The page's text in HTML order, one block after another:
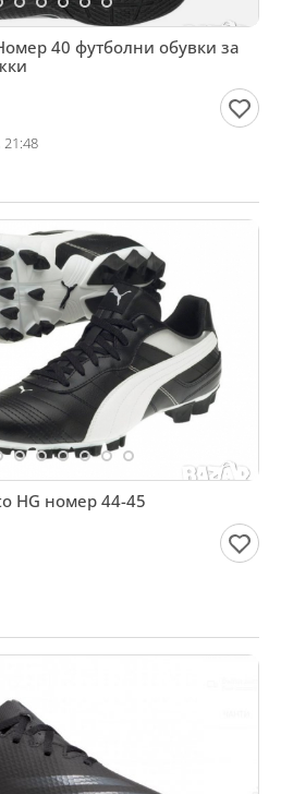
40 футболни обувки за
бутонки Puma Attacanto HG номер 44-45